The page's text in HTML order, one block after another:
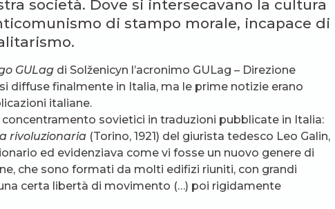
società. Dove si intersecavano la cultura
di stampo morale, incapace di
GULag di Solženicyn l’acronimo GULag – Direzione
diffuse finalmente in Italia, ma le prime notizie erano
italiane.
sovietici in traduzioni pubblicate in Italia:
rivoluzionaria (Torino, 1921) del giurista tedesco Leo Galin,
ed evidenziava come vi fosse un nuovo genere di
che sono formati da molti edifizi riuniti, con grandi
certa libertà di movimento (…) poi rigidamente